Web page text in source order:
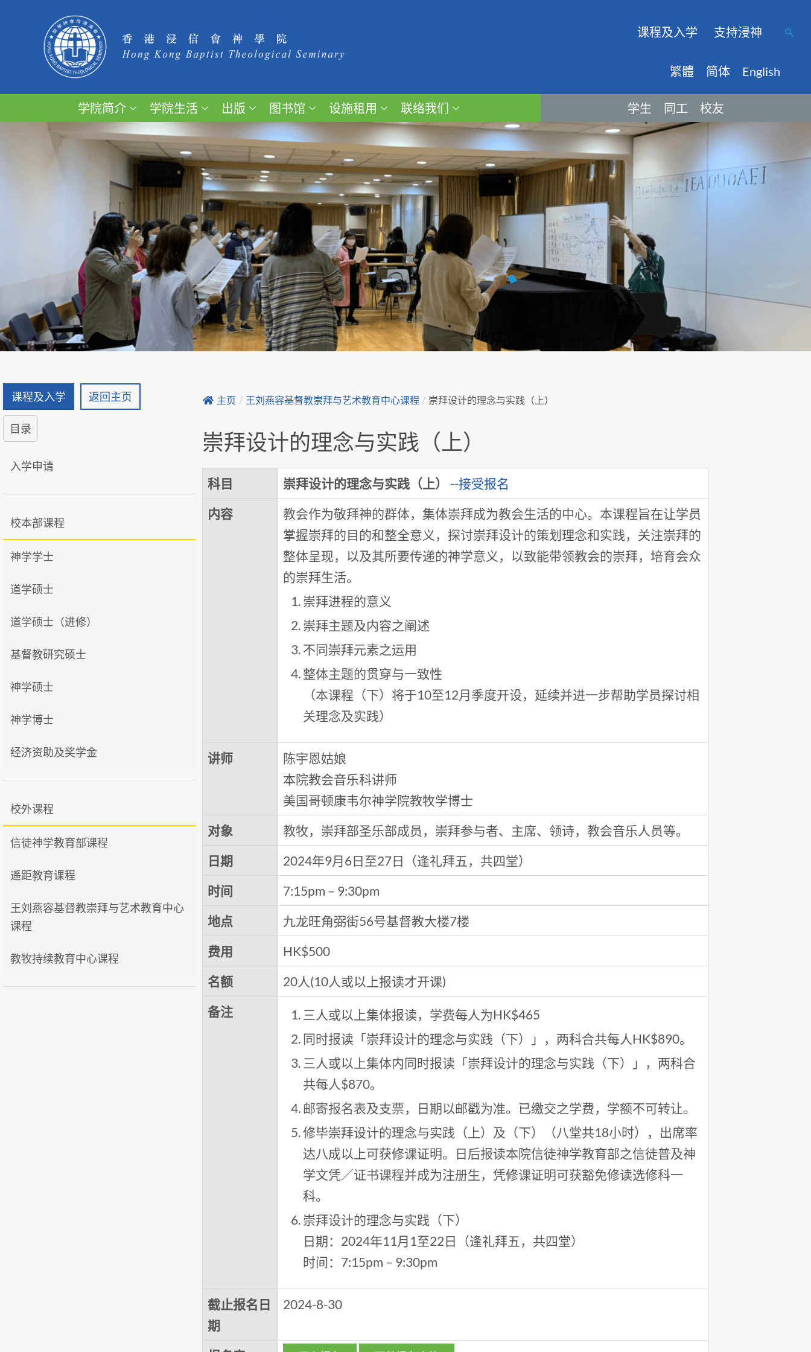
课程及入学 支持浸神
繁體 简体 English
学院简介 学院生活 出版 图书馆 设施租用 联络我们 学生 同工 校友
课程及入学 返回主页
目录
入学申请
校本部课程
神学学士
道学硕士
道学硕士（进修）
基督教研究硕士
神学硕士
神学博士
经济资助及奖学金
校外课程
信徒神学教育部课程
遥距教育课程
王刘燕容基督教崇拜与艺术教育中心
课程
教牧持续教育中心课程
主页 / 王刘燕容基督教崇拜与艺术教育中心课程 / 崇拜设计的理念与实践（上）
崇拜设计的理念与实践（上）
科目 崇拜设计的理念与实践（上）
--接受报名
内容
教会作为敬拜神的群体，集体崇拜成为教会生活的中心。本课程旨在让学员
掌握崇拜的目的和整全意义，探讨崇拜设计的策划理念和实践，关注崇拜的
整体呈现，以及其所要传递的神学意义，以致能带领教会的崇拜，培育会众
的崇拜生活。
崇拜进程的意义
崇拜主题及内容之阐述
不同崇拜元素之运用
整体主题的贯穿与一致性
（本课程（下）将于10至12月季度开设，延续并进一步帮助学员探讨相
关理念及实践）
讲师
陈宇恩姑娘
本院教会音乐科讲师
美国哥顿康韦尔神学院教牧学博士
对象
教牧，崇拜部圣乐部成员，崇拜参与者、主席、领诗，教会音乐人员等。
日期
2024年9月6日至27日（逢礼拜五，共四堂）
时间
7:15pm – 9:30pm
地点
九龙旺角弼街56号基督教大楼7楼
费用
HK$500
名额
20人(10人或以上报读才开课)
备注
三人或以上集体报读，学费每人为HK$465
同时报读「崇拜设计的理念与实践（下）」，两科合共每人HK$890。
三人或以上集体内同时报读「崇拜设计的理念与实践（下）」，两科合
共每人$870。
邮寄报名表及支票，日期以邮戳为准。已缴交之学费，学额不可转让。
修毕崇拜设计的理念与实践（上）及（下）（八堂共18小时），出席率
达八成以上可获修课证明。日后报读本院信徒神学教育部之信徒普及神
学文凭／证书课程并成为注册生，凭修课证明可获豁免修读选修科一
科。
崇拜设计的理念与实践（下）
日期：2024年11月1至22日（逢礼拜五，共四堂）
时间：7:15pm – 9:30pm
截止报名日
期
2024-8-30